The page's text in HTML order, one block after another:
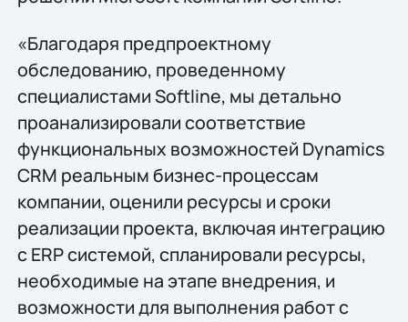
«Благодаря предпроектному
обследованию, проведенному
специалистами Softline, мы детально
проанализировали соответствие
функциональных возможностей Dynamics
CRM реальным бизнес-процессам
компании, оценили ресурсы и сроки
реализации проекта, включая интеграцию
с ERP системой, спланировали ресурсы,
необходимые на этапе внедрения, и
возможности для выполнения работ с